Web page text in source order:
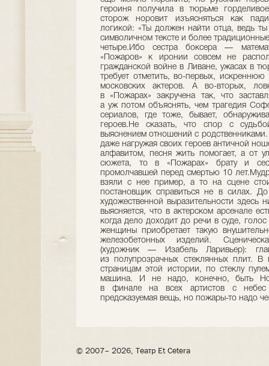
героиня получила в тюрьме
сторож норовит изъясняться как
логикой: «Ты должен найти отца, ведь
символичном тексте и более
четыре.Ибо сестра боксера —
«Пожаров» к иронии совсем не
гражданской войне в Ливане, ужасах в
требует отметить, во-первых,
московских актеров. А во-вторых,
в «Пожарах» закручена так, что
а уж потом объяснять, чем трагедия
сериалов, где тоже, бывает,
героев.Не сказать, что спор с
выяснением отношений с
даже нагружая своих героев античной
алфавитом, песня жить помогает, а от
сюжета, то в «Пожарах» брату и
промолчавшей перед смертью 10
взяли с нее пример, а то на сцене
постановщик справиться не в силах.
художественной выразительности здесь
выясняется, что в актерском арсенале
когда дело доходит до речи в суде,
женщины приобретает такую
железобетонных изделий.
(художник — Изабель Ларивьер):
из полупрозрачных стеклянных плит.
страницам этой истории, по стеклу
машина. И не надо, конечно, быть
в финале на всех артистов с
предсказуемая вещь, но пожары-то надо
© 2007– 2026, Театр Et Cetera